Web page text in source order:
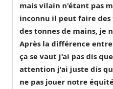
mais vilain n'étant pas
inconnu il peut faire des
des tonnes de mains, je
Après la différence
ça se vaut j'ai pas dis
attention j'ai juste dis
ne pas jouer notre